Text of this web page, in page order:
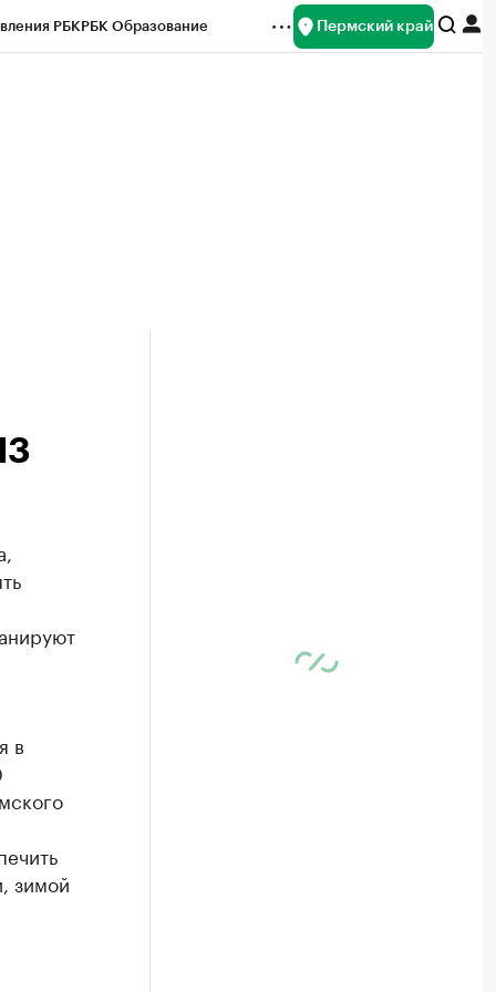
РБКРБК Образование Пермский край
в
зимой